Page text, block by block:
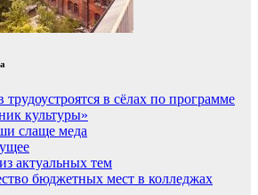
трудоустроятся в сёлах по программе
культуры»
слаще меда
актуальных тем
бюджетных мест в колледжах